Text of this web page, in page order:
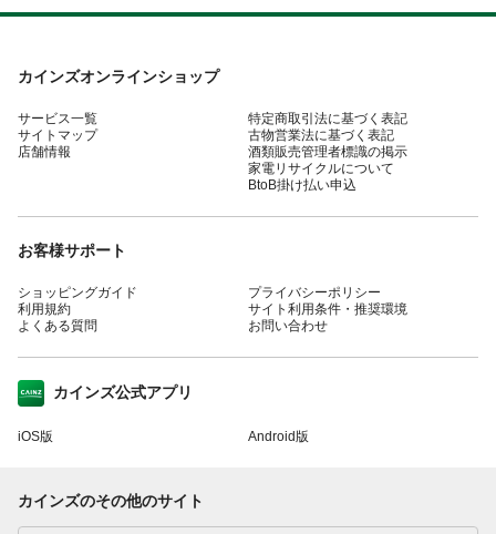
カインズオンラインショップ
サービス一覧
サイトマップ
店舗情報
特定商取引法に基づく表記
古物営業法に基づく表記
酒類販売管理者標識の掲示
家電リサイクルについて
BtoB掛け払い申込
お客様サポート
ショッピングガイド
利用規約
よくある質問
プライバシーポリシー
サイト利用条件・推奨環境
お問い合わせ
カインズ公式アプリ
iOS版 Android版
カインズのその他のサイト